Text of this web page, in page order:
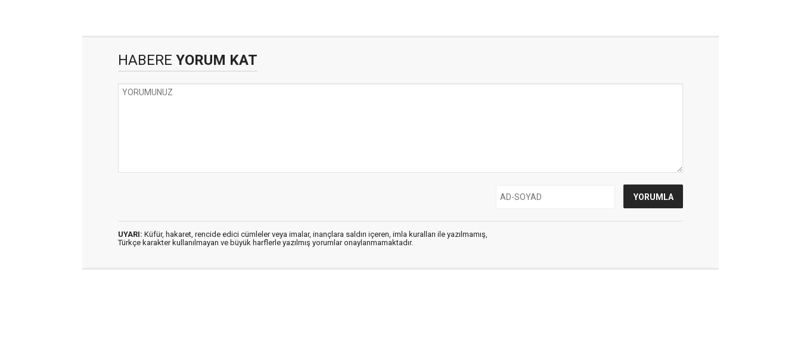
HABERE YORUM KAT
UYARI: Küfür, hakaret, rencide edici cümleler veya imalar, inançlara saldırı içeren, imla kuralları ile yazılmamış,
Türkçe karakter kullanılmayan ve büyük harflerle yazılmış yorumlar onaylanmamaktadır.